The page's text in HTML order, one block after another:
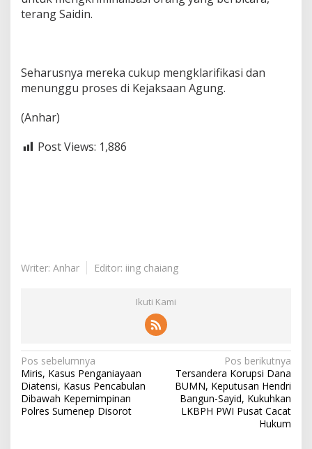
terang Saidin.
Seharusnya mereka cukup mengklarifikasi dan
menunggu proses di Kejaksaan Agung.
(Anhar)
Post Views: 1,886
Writer: Anhar Editor: iing chaiang
Ikuti Kami
N
a
v
i
Pos sebelumnya
Miris, Kasus Penganiayaan
Diatensi, Kasus Pencabulan
Dibawah Kepemimpinan
Polres Sumenep Disorot
Pos berikutnya
Tersandera Korupsi Dana
BUMN, Keputusan Hendri
Bangun-Sayid, Kukuhkan
LKBPH PWI Pusat Cacat
Hukum